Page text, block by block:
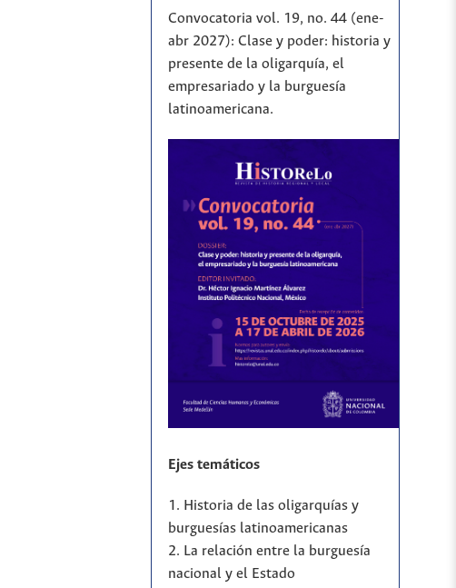
Convocatoria vol. 19, no. 44 (ene-
abr 2027): Clase y poder: historia y
presente de la oligarquía, el
empresariado y la burguesía
latinoamericana.
Ejes temáticos
1. Historia de las oligarquías y
burguesías latinoamericanas
2. La relación entre la burguesía
nacional y el Estado